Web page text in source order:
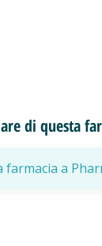
di questa
farmacia a